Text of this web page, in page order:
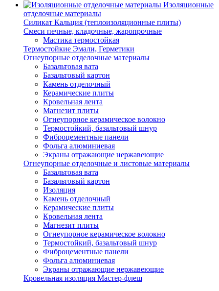
Изоляционные
отделочные материалы
Силикат Кальция (теплоизоляционные плиты)
Смеси печные, кладочные, жаропрочные
Мастика термостойкая
Термостойкие Эмали, Герметики
Огнеупорные отделочные материалы
Базальтовая вата
Базальтовый картон
Камень отделочный
Керамические плиты
Кровельная лента
Магнезит плиты
Огнеупорное керамическое волокно
Термостойкий, базальтовый шнур
Фиброцементные панели
Фольга алюминиевая
Экраны отражающие нержавеющие
Огнеупорные отделочные и листовые материалы
Базальтовая вата
Базальтовый картон
Изоляция
Камень отделочный
Керамические плиты
Кровельная лента
Магнезит плиты
Огнеупорное керамическое волокно
Термостойкий, базальтовый шнур
Фиброцементные панели
Фольга алюминиевая
Экраны отражающие нержавеющие
Кровельная изоляция Мастер-флеш